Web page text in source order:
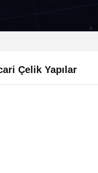
Çelik Yapılar